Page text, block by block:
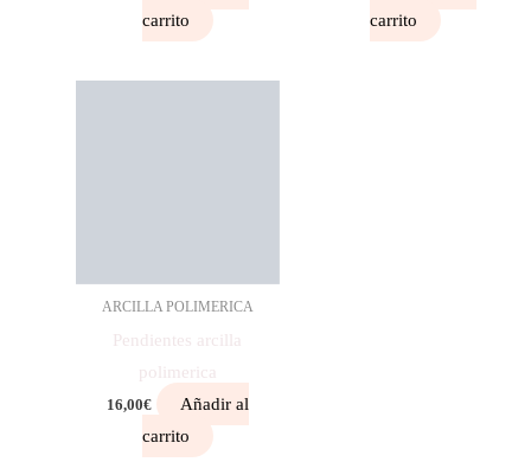
carrito
carrito
ARCILLA POLIMERICA
Pendientes arcilla
polimerica
16,00€
Añadir al
carrito